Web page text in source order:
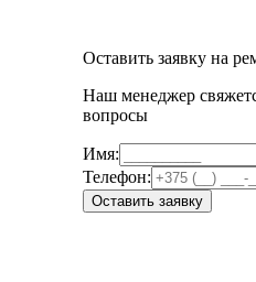
Оставить заявку на
Наш менеджер
вопросы
Имя:
Телефон:
Оставить заявку